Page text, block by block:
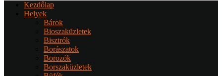
Kezdőlap
Helyek
Bárok
Bioszaküzletek
Bisztrók
Borászatok
Borozók
Borszaküzletek